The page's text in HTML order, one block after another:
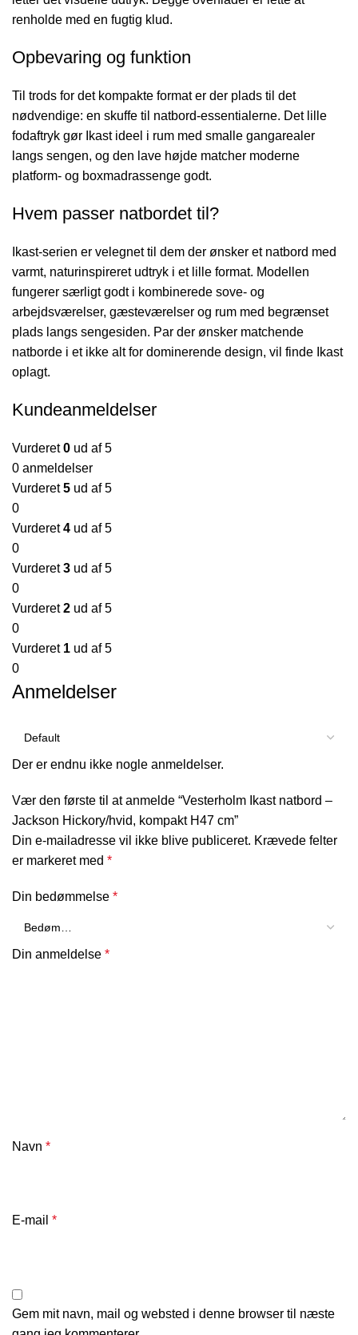
renholde med en fugtig klud.
Opbevaring og funktion
Til trods for det kompakte format er der plads til det
nødvendige: en skuffe til natbord-essentialerne. Det lille
fodaftryk gør Ikast ideel i rum med smalle gangarealer
langs sengen, og den lave højde matcher moderne
platform- og boxmadrassenge godt.
Hvem passer natbordet til?
Ikast-serien er velegnet til dem der ønsker et natbord med
varmt, naturinspireret udtryk i et lille format. Modellen
fungerer særligt godt i kombinerede sove- og
arbejdsværelser, gæsteværelser og rum med begrænset
plads langs sengesiden. Par der ønsker matchende
natborde i et ikke alt for dominerende design, vil finde Ikast
oplagt.
Kundeanmeldelser
Vurderet0 ud af 5
0 anmeldelser
Vurderet5 ud af 5
0
Vurderet4 ud af 5
0
Vurderet3 ud af 5
0
Vurderet2 ud af 5
0
Vurderet 1 ud af 5
0
Anmeldelser
Der er endnu ikke nogle anmeldelser.
Vær den første til at anmelde “Vesterholm Ikast natbord –
Jackson Hickory/hvid, kompakt H47 cm”
Din e-mailadresse vil ikke blive publiceret. Krævede felter
er markeret med *
Din bedømmelse *
Din anmeldelse *
Navn *
E-mail *
Gem mit navn, mail og websted i denne browser til næste